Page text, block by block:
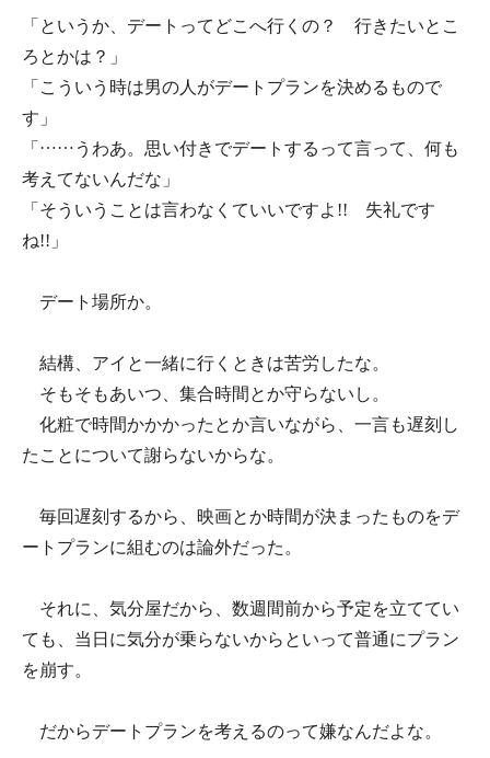
「というか、デートってどこへ行くの？ 行きたいとこ
ろとかは？」
「こういう時は男の人がデートプランを決めるもので
す」
「……うわあ。思い付きでデートするって言って、何も
考えてないんだな」
「そういうことは言わなくていいですよ!! 失礼です
ね!!」
デート場所か。
結構、アイと一緒に行くときは苦労したな。
そもそもあいつ、集合時間とか守らないし。
化粧で時間かかかったとか言いながら、一言も遅刻し
たことについて謝らないからな。
毎回遅刻するから、映画とか時間が決まったものをデ
ートプランに組むのは論外だった。
それに、気分屋だから、数週間前から予定を立ててい
ても、当日に気分が乗らないからといって普通にプラン
を崩す。
だからデートプランを考えるのって嫌なんだよな。